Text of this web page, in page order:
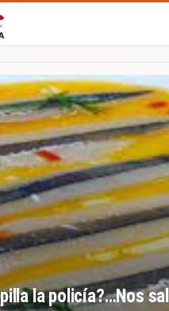
la policía?…Nos